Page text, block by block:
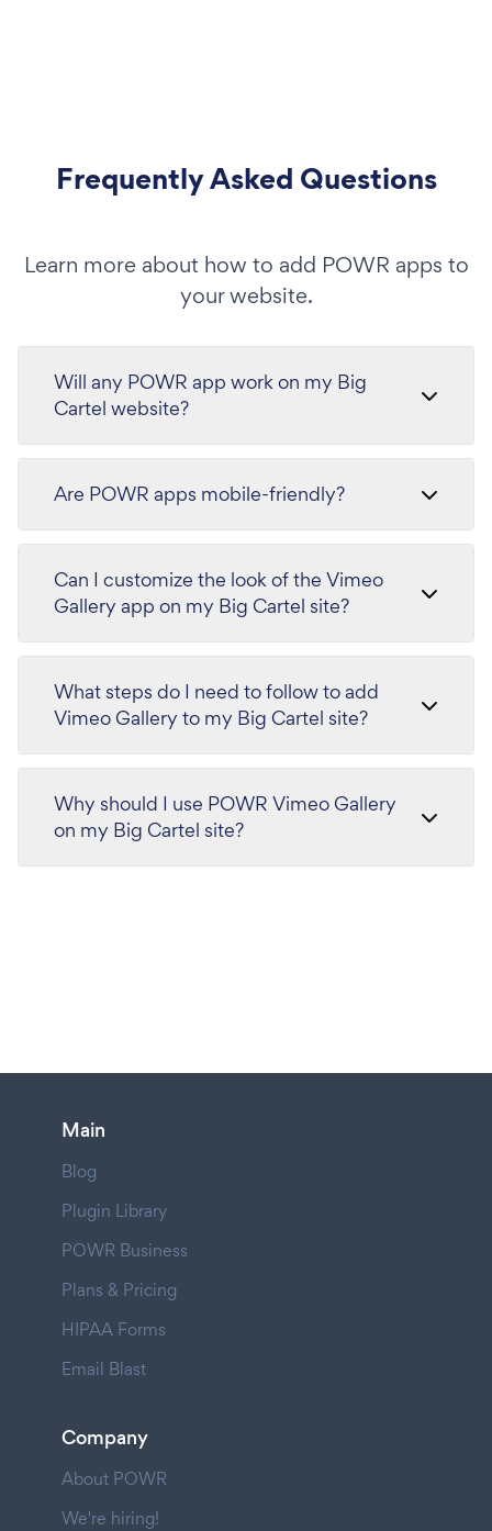
Frequently Asked Questions
Learn more about how to add POWR apps to
your website.
Will any POWR app work on my Big
Cartel website?
Are POWR apps mobile-friendly?
Can I customize the look of the Vimeo
Gallery app on my Big Cartel site?
What steps do I need to follow to add
Vimeo Gallery to my Big Cartel site?
Why should I use POWR Vimeo Gallery
on my Big Cartel site?
Main
Blog
Plugin Library
POWR Business
Plans & Pricing
HIPAA Forms
Email Blast
Company
About POWR
We're hiring!